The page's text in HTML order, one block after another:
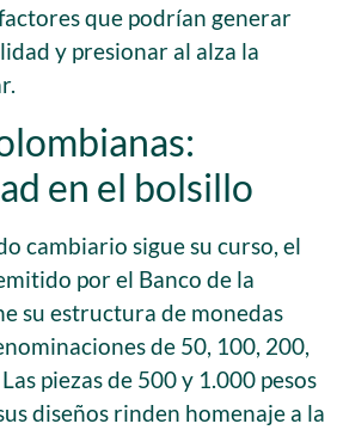
que podrían generar
y presionar al alza la
en el bolsillo
cambiario sigue su curso, el
por el Banco de la
su estructura de monedas
de 50, 100, 200,
piezas de 500 y 1.000 pesos
diseños rinden homenaje a la